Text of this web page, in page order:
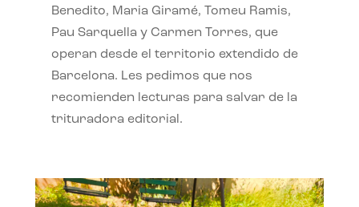
Benedito, Maria Giramé, Tomeu Ramis,
Pau Sarquella y Carmen Torres, que
operan desde el territorio extendido de
Barcelona. Les pedimos que nos
recomienden lecturas para salvar de la
trituradora editorial.